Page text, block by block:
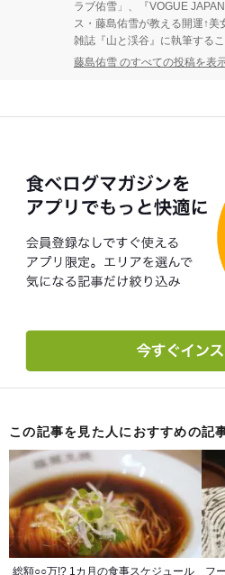
ラブ佑雪」、『VOGUE
ス・藤島佑雪が教える開運↑
雑誌『山と渓谷』に執筆するこ
藤島佑雪 のすべての投稿を表
この記事を見た人におすすめの記
総額○○万!? 1カ月の食事スケジュール
フ